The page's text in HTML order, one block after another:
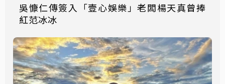
吳慷仁傳簽入「壹心娛樂」老闆楊天真曾捧
紅范冰冰